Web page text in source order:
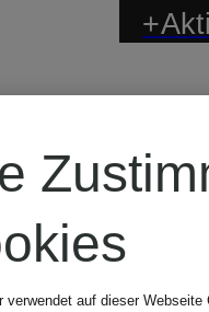
aus
verwendet auf dieser Webseite